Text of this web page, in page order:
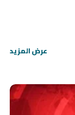
عرض المزيد